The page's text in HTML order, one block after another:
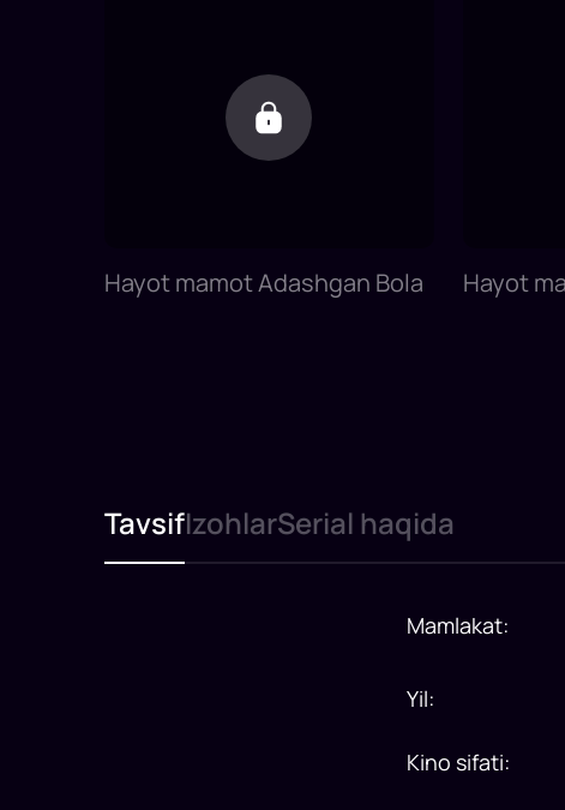
Hayot mamot Adashgan Bola
Hayot
TavsifIzohlarSerial haqida
Mamlakat:
Yil:
Kino sifati: